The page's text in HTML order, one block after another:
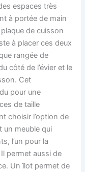
espaces très
à portée de main
plaque de cuisson
à placer ces deux
rangée de
côté de l’évier et le
Cet
pour une
de taille
choisir l’option de
un meuble qui
l’un pour la
Il permet aussi de
Un îlot permet de